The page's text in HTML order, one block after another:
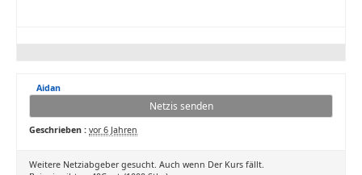
Aidan
Netzis senden
Geschrieben : vor 6 Jahren
Weitere Netziabgeber gesucht. Auch wenn Der Kurs fällt.